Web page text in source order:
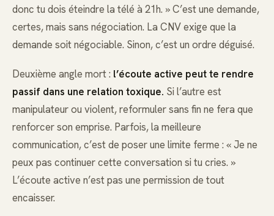
donc tu dois éteindre la télé à 21h. » C’est une demande,
certes, mais sans négociation. La CNV exige que la
demande soit négociable. Sinon, c’est un ordre déguisé.
Deuxième angle mort : l’écoute active peut te rendre
passif dans une relation toxique. Si l’autre est
manipulateur ou violent, reformuler sans fin ne fera que
renforcer son emprise. Parfois, la meilleure
communication, c’est de poser une limite ferme : « Je ne
peux pas continuer cette conversation si tu cries. »
L’écoute active n’est pas une permission de tout
encaisser.